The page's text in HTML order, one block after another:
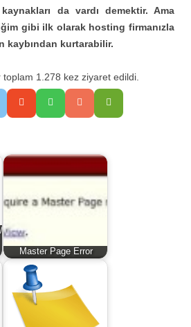
da vardı demektir. Ama
gibi ilk olarak hosting firmanızla
kaybından kurtarabilir.
1.278 kez ziyaret edildi.
Master Page Error